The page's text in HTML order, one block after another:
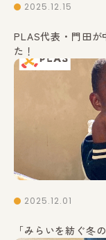
2025.12.15
PLAS代表・門田が
た！
2025.12.01
「みらいを紡ぐ冬